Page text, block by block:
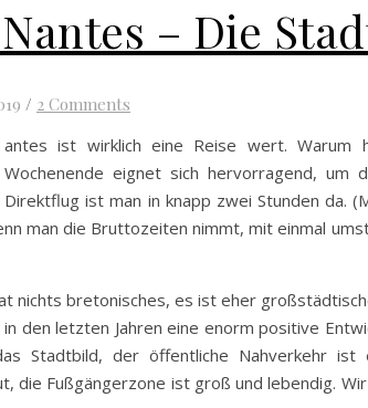
– Die
/ 2 Comments
antes ist wirklich eine Reise wert. Warum
Wochenende eignet sich hervorragend, um
Direktflug ist man in knapp zwei Stunden da.
man die Bruttozeiten nimmt, mit einmal
nichts bretonisches, es ist eher
den letzten Jahren eine enorm positive
Stadtbild, der öffentliche Nahverkehr
die Fußgängerzone ist groß und lebendig.